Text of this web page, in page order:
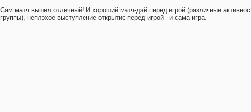
Сам матч вышел отличный! И хороший матч-дэй перед игрой (различные
группы), неплохое выступление-открытие перед игрой - и сама игра.